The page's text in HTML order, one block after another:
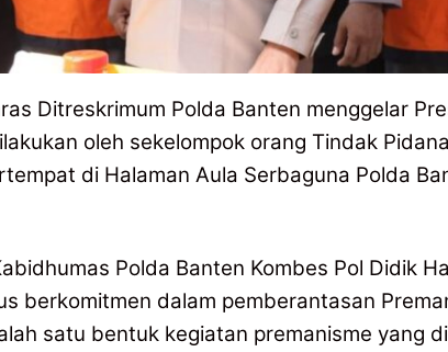
Ditreskrimum Polda Banten menggelar
oleh sekelompok orang Tindak
di Halaman Aula Serbaguna Polda
Polda Banten Kombes Pol Didik
berkomitmen dalam pemberantasan
satu bentuk kegiatan premanisme yang